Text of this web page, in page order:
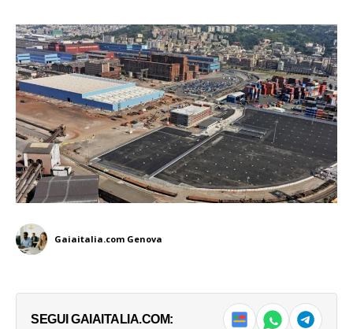
Gaiaitalia.com Genova
SEGUI GAIAITALIA.COM: